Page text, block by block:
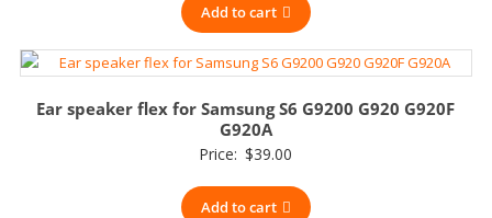
Add to cart
Ear speaker flex for Samsung S6 G9200 G920 G920F
G920A
Price: $39.00
Add to cart